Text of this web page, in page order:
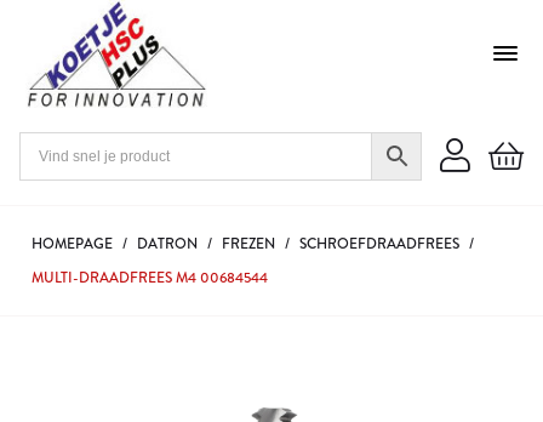
HOMEPAGE / DATRON / FREZEN / SCHROEFDRAADFREES /
MULTI-DRAADFREES M4 00684544